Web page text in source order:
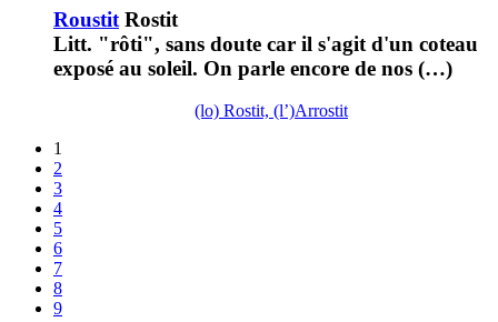
Roustit Rostit
Litt. "rôti", sans doute car il s'agit d'un coteau
exposé au soleil. On parle encore de nos (…)
(lo) Rostit, (l’)Arrostit
1
2
3
4
5
6
7
8
9